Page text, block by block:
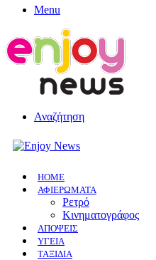
Menu
Αναζήτηση
HOME
ΑΦΙΕΡΩΜΑΤΑ
Ρετρό
Κινηματογράφος
ΑΠΟΨΕΙΣ
ΥΓΕΙΑ
ΤΑΞΙΔΙΑ